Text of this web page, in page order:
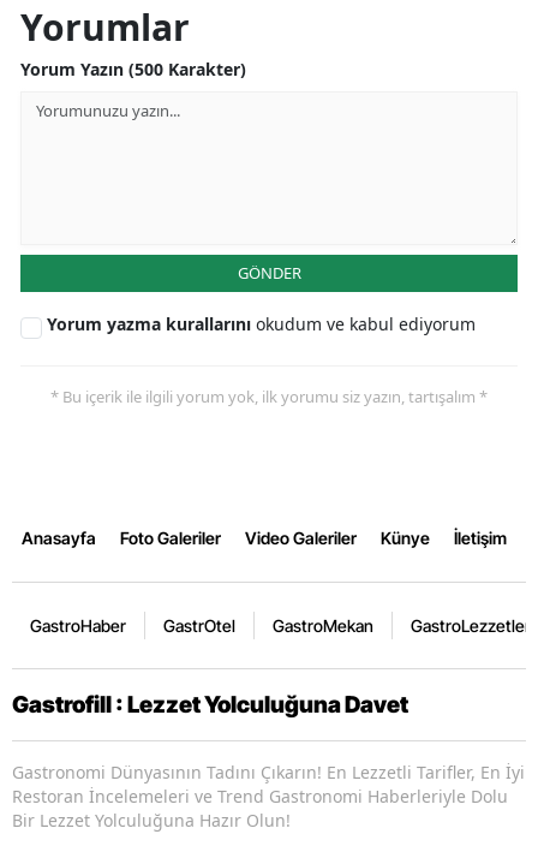
Yorumlar
Yorum Yazın (500 Karakter)
GÖNDER
Yorum yazma kurallarını okudum ve kabul ediyorum
* Bu içerik ile ilgili yorum yok, ilk yorumu siz yazın, tartışalım *
Anasayfa Foto Galeriler Video Galeriler Künye İletişim
GastroHaber GastrOtel GastroMekan GastroLezzetler
Gastrofill : Lezzet Yolculuğuna Davet
Gastronomi Dünyasının Tadını Çıkarın! En Lezzetli Tarifler, En İyi
Restoran İncelemeleri ve Trend Gastronomi Haberleriyle Dolu
Bir Lezzet Yolculuğuna Hazır Olun!